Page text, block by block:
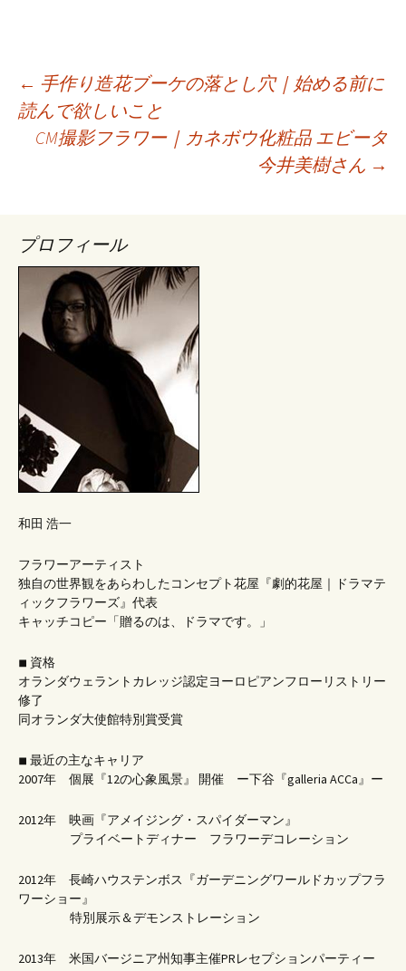
投
ナ
ビ
ゲ
ー
シ
ョ
ン
← 手作り造花ブーケの落とし穴｜始める前に
読んで欲しいこと
CM撮影フラワー｜カネボウ化粧品 エビータ
今井美樹さん →
プロフィール
和田 浩一
フラワーアーティスト
独自の世界観をあらわしたコンセプト花屋『劇的花屋｜ドラマテ
ィックフラワーズ』代表
キャッチコピー「贈るのは、ドラマです。」
◾︎ 資格
オランダウェラントカレッジ認定ヨーロピアンフローリストリー
修了
同オランダ大使館特別賞受賞
◾︎ 最近の主なキャリア
2007年 個展『12の心象風景』 開催 ー下谷『galleria ACCa』ー
2012年 映画『アメイジング・スパイダーマン』
プライベートディナー フラワーデコレーション
2012年 長崎ハウステンボス『ガーデニングワールドカップフラ
ワーショー』
特別展示＆デモンストレーション
2013年 米国バージニア州知事主催PRレセプションパーティー